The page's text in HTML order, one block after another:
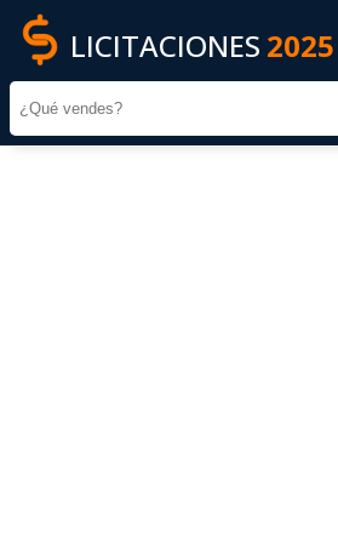
LICITACIONES 2025